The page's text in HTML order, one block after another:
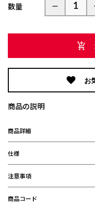
数量
お
商品の説明
商品詳細
トップチームのバスをモチ
お部屋の小物整理はもちろ
コンパクトなサイズ感です
仕様
【素材】
ポリエステル、頒布
【サイズ】
注意事項
商品コード